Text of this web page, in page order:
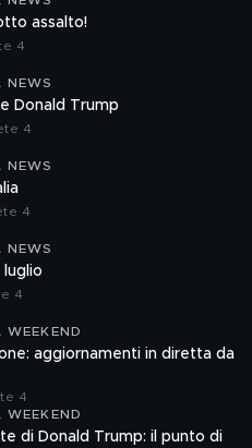
assalto!
4
NEWS
Donald Trump
4
NEWS
4
NEWS
luglio
4
WEEKEND
aggiornamenti in diretta da
4
WEEKEND
di Donald Trump: il punto di